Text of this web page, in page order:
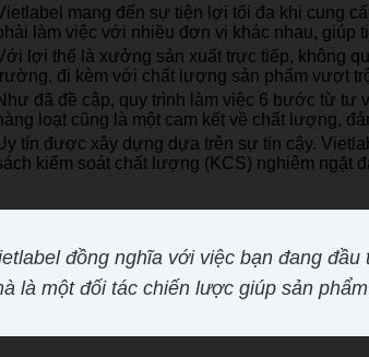
mang đến sự tiện lợi tối đa khi cung
làm việc với nhiều đơn vị khác nhau, giúp
lợi thế là xưởng sản xuất trực tiếp, không
đi kèm với chất lượng sản phẩm vượt
đã đề cập, quy trình làm việc 6 bước từ tư
hàng loạt cũng là một cam kết về chất lượng,
tín được xây dựng dựa trên sự tin cậy.
kiểm soát chất lượng (KCS) nghiêm ngặt
đồng nghĩa với việc bạn đang
là một đối tác chiến lược giúp sản